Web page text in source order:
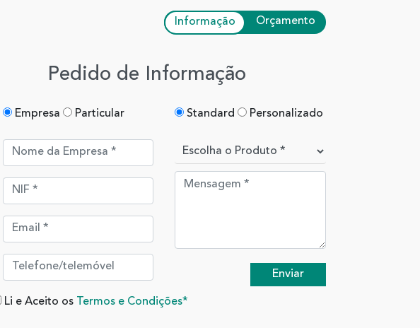
Informação Orçamento
Pedido de Informação
Empresa Particular Standard Personalizado
Li e Aceito os Termos e Condições*